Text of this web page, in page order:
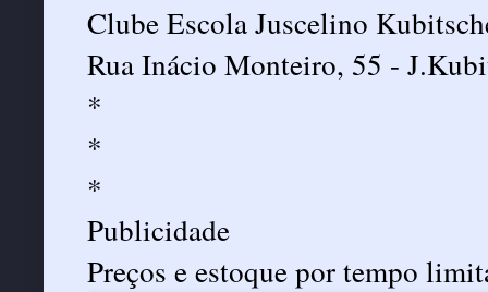
Clube Escola Juscelino
Rua Inácio Monteiro, 55 -
*
*
*
Publicidade
Preços e estoque por tempo